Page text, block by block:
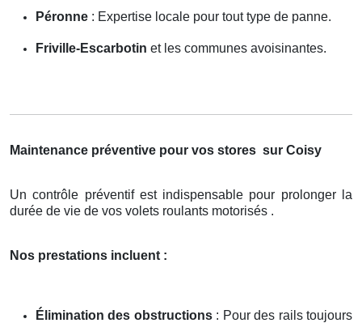
Péronne : Expertise locale pour tout type de panne.
Friville-Escarbotin et les communes avoisinantes.
Maintenance préventive pour vos stores sur Coisy
Un contrôle préventif est indispensable pour prolonger la
durée de vie de vos volets roulants motorisés .
Nos prestations incluent :
Élimination des obstructions: Pour des rails toujours